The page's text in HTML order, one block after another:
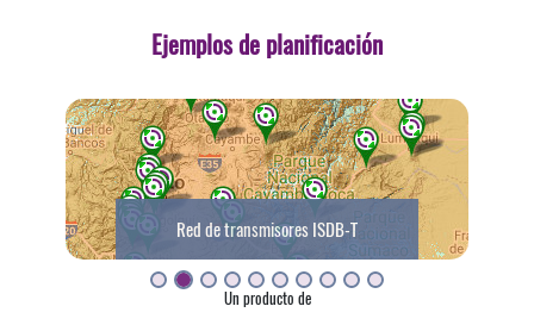
Ejemplos de planificación
Red de transmisores ISDB-T
Un producto de